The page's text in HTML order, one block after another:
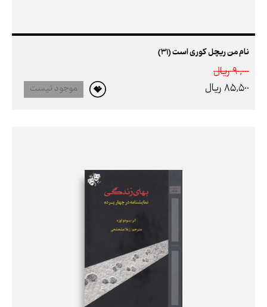
نام من ریچل کوری است (31)
90,000 ريال
85,500 ريال
موجود نیست